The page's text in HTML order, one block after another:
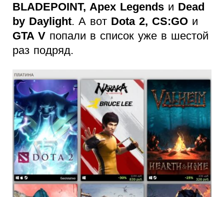
BLADEPOINT, Apex Legends и Dead
by Daylight. А вот Dota 2, CS:GO и
GTA V попали в список уже в шестой
раз подряд.